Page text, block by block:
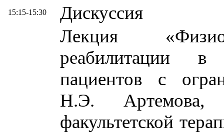
15:15-15:30 Дискуссия
Лекция
реабилитации в
пациентов с
Н.Э. Артемова,
факультетской